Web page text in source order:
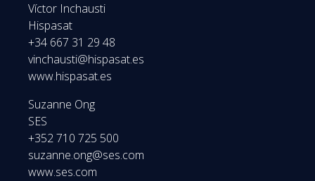
Víctor Inchausti
Hispasat
+34 667 31 29 48
vinchausti@hispasat.es
www.hispasat.es
Suzanne Ong
SES
+352 710 725 500
suzanne.ong@ses.com
www.ses.com